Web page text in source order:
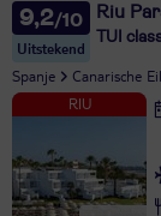
9,2
Uitstekend
Riu
TUI
Spanje Canarische